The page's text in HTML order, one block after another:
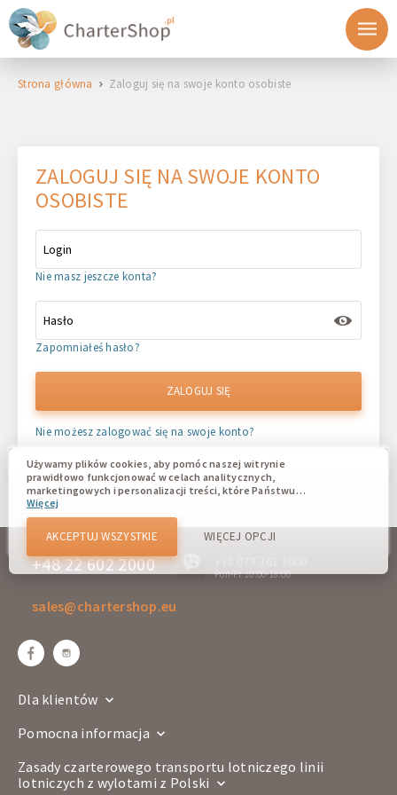
Strona główna Zaloguj się na swoje konto osobiste
ZALOGUJ SIĘ NA SWOJE KONTO
OSOBISTE
Nie masz jeszcze konta?
Zapomniałeś hasło?
ZALOGUJ SIĘ
Nie możesz zalogować się na swoje konto?
+48 22 602 2000
offline Pon-Pt 10:00-18:00
sales@chartershop.eu
Dla klientów
Pomocna informacja
Zasady czarterowego transportu lotniczego linii
lotniczych z wylotami z Polski
Używamy plików cookies, aby pomóc naszej witrynie
prawidłowo funkcjonować w celach analitycznych,
marketingowych i personalizacji treści, które Państwu
wyświetlają się. Pliki cookie umożliwiają nam odróżnienie
Państwa od innych użytkowników naszej witryny.
Zrozumienie, w jaki sposób korzystacie z naszej witryny,
pomaga nam zapewnić Wam jak najlepsze możliwości oraz
wprowadzać zmiany w celu ulepszenia naszej witryny w
przyszłości. Wy wyrażacie zgodę na używanie wszystkich
dowolnym momencie, przechodząc do naszej polityki
Więcej
AKCEPTUJ WSZYSTKIE WIĘCEJ OPCJI